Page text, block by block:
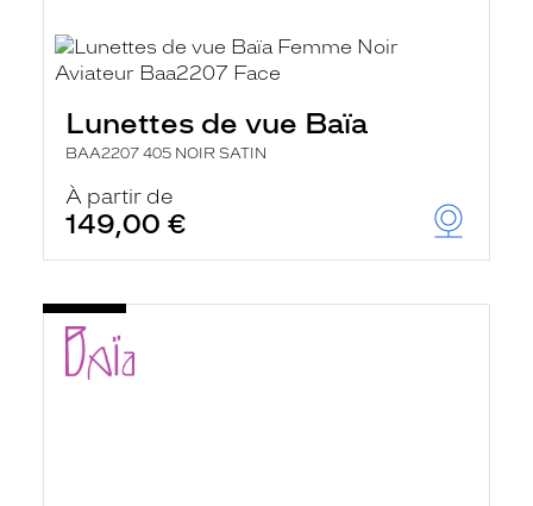
Lunettes de vue Baïa
BAA2207 405 NOIR SATIN
À partir de
149,00 €